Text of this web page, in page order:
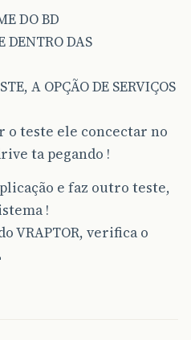
DO BD
DENTRO DAS
A OPÇÃO DE SERVIÇOS
o teste ele concectar no
ta pegando !
e faz outro teste,
!
VRAPTOR, verifica o